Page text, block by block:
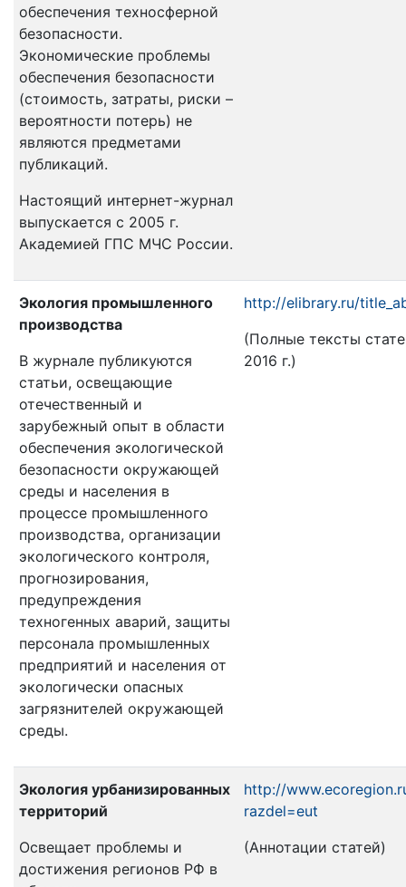
обеспечения техносферной
безопасности.
Экономические проблемы
обеспечения безопасности
(стоимость, затраты, риски –
вероятности потерь) не
являются предметами
публикаций.
Настоящий интернет-журнал
выпускается с 2005 г.
Академией ГПС МЧС России.
Экология промышленного
производства
В журнале публикуются
статьи, освещающие
отечественный и
зарубежный опыт в области
обеспечения экологической
безопасности окружающей
среды и населения в
процессе промышленного
производства, организации
экологического контроля,
прогнозирования,
предупреждения
техногенных аварий, защиты
персонала промышленных
предприятий и населения от
экологически опасных
загрязнителей окружающей
среды.
http://elibrary.ru/
(Полные тексты
2016 г.)
Экология урбанизированных
территорий
Освещает проблемы и
достижения регионов РФ в
http://
razdel=eut
(Аннотации статей)